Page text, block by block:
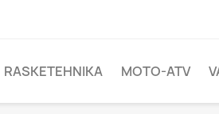
RASKETEHNIKA MOTO-ATV